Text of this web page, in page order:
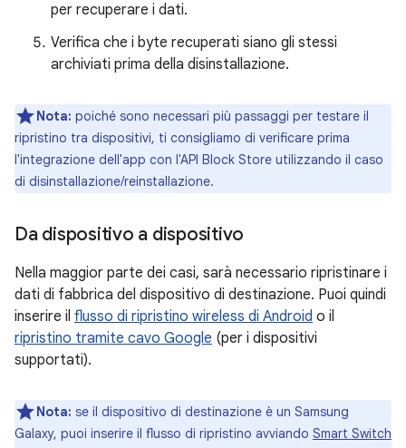
per recuperare i dati.
Verifica che i byte recuperati siano gli stessi
archiviati prima della disinstallazione.
Nota: poiché sono necessari più passaggi per testare il
ripristino tra dispositivi, ti consigliamo di verificare prima
l'integrazione dell'app con l'API Block Store utilizzando il caso
di disinstallazione/reinstallazione.
Da dispositivo a dispositivo
Nella maggior parte dei casi, sarà necessario ripristinare i
dati di fabbrica del dispositivo di destinazione. Puoi quindi
inserire il flusso di ripristino wireless di Android o il
ripristino tramite cavo Google (per i dispositivi
supportati).
Nota: se il dispositivo di destinazione è un Samsung
Galaxy, puoi inserire il flusso di ripristino avviando Smart Switch